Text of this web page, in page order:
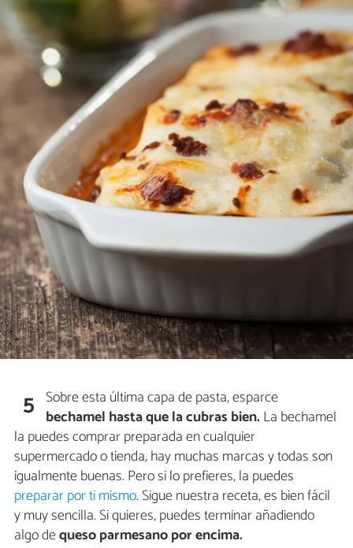
5 Sobre esta última capa de pasta, esparce
bechamel hasta que la cubras bien.La bechamel
la puedes comprar preparada en cualquier
supermercado o tienda, hay muchas marcas y todas son
igualmente buenas. Pero si lo prefieres, la puedes
preparar por ti mismo. Sigue nuestra receta, es bien fácil
y muy sencilla. Si quieres, puedes terminar añadiendo
algo dequeso parmesano por encima.